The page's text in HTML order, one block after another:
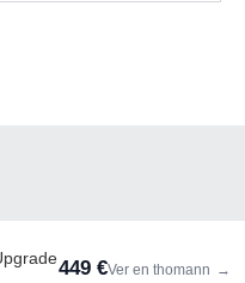
449 €Ver en thomann →